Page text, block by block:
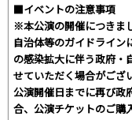
■イベントの注意事項
※本公演の開催につきま
自治体等のガイドライン
の感染拡大に伴う政府・
せていただく場合がござ
公演開催日までに再び政
合、公演チケットのご購